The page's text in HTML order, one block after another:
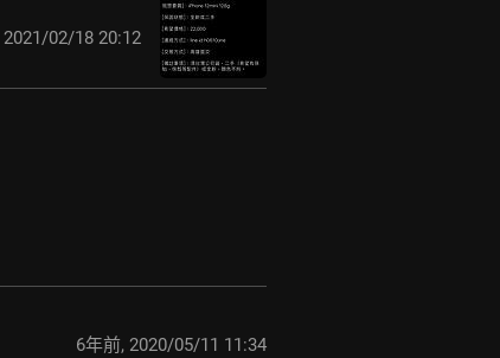
2021/02/18 20:12
6年前, 2020/05/11 11:34